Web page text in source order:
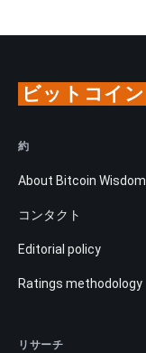
ビットコイン
約
About Bitcoin Wisdom
コンタクト
Editorial policy
Ratings methodology
リサーチ